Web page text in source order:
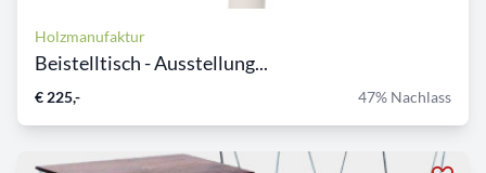
Holzmanufaktur
Beistelltisch - Ausstellung...
€ 225,- 47% Nachlass